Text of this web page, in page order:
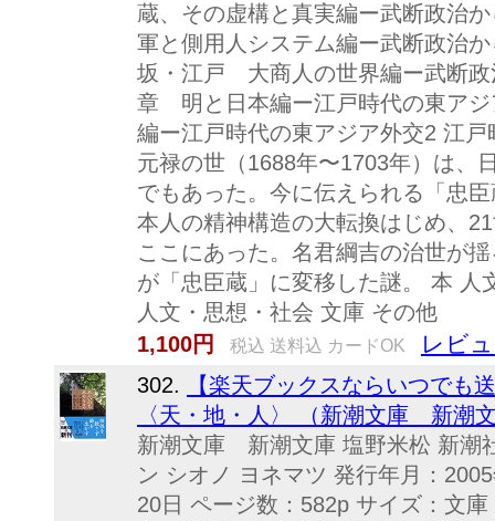
蔵、その虚構と真実編ー武断政治
軍と側用人システム編ー武断政治
坂・江戸 大商人の世界編ー武断政
章 明と日本編ー江戸時代の東ア
編ー江戸時代の東アジア外交2 江
元禄の世（1688年〜1703年）は、
でもあった。今に伝えられる「忠
本人の精神構造の大転換はじめ、
ここにあった。名君綱吉の治世が
が「忠臣蔵」に変移した謎。 本 人
人文・思想・社会 文庫 その他
1,100円
税込 送料込 カードOK レビ
302.
【楽天ブックスならいつでも
〈天・地・人〉 （新潮文庫 新潮
新潮文庫 新潮文庫 塩野米松 新潮
ン シオノ ヨネマツ 発行年月：
20日 ページ数：582p サイズ：文